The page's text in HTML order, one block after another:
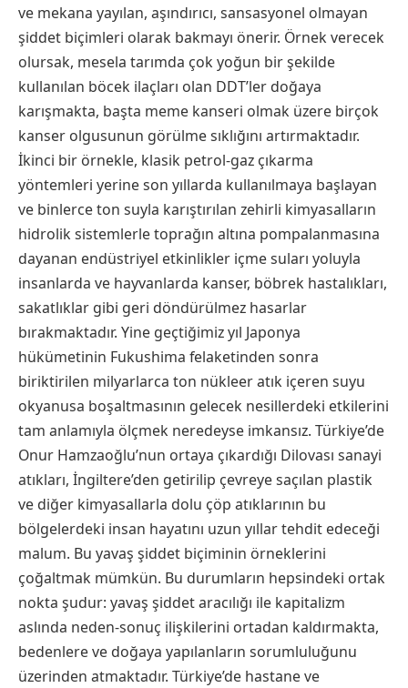
ve mekana yayılan, aşındırıcı, sansasyonel olmayan
şiddet biçimleri olarak bakmayı önerir. Örnek verecek
olursak, mesela tarımda çok yoğun bir şekilde
kullanılan böcek ilaçları olan DDT’ler doğaya
karışmakta, başta meme kanseri olmak üzere birçok
kanser olgusunun görülme sıklığını artırmaktadır.
İkinci bir örnekle, klasik petrol-gaz çıkarma
yöntemleri yerine son yıllarda kullanılmaya başlayan
ve binlerce ton suyla karıştırılan zehirli kimyasalların
hidrolik sistemlerle toprağın altına pompalanmasına
dayanan endüstriyel etkinlikler içme suları yoluyla
insanlarda ve hayvanlarda kanser, böbrek hastalıkları,
sakatlıklar gibi geri döndürülmez hasarlar
bırakmaktadır. Yine geçtiğimiz yıl Japonya
hükümetinin Fukushima felaketinden sonra
biriktirilen milyarlarca ton nükleer atık içeren suyu
okyanusa boşaltmasının gelecek nesillerdeki etkilerini
tam anlamıyla ölçmek neredeyse imkansız. Türkiye’de
Onur Hamzaoğlu’nun ortaya çıkardığı Dilovası sanayi
atıkları, İngiltere’den getirilip çevreye saçılan plastik
ve diğer kimyasallarla dolu çöp atıklarının bu
bölgelerdeki insan hayatını uzun yıllar tehdit edeceği
malum. Bu yavaş şiddet biçiminin örneklerini
çoğaltmak mümkün. Bu durumların hepsindeki ortak
nokta şudur: yavaş şiddet aracılığı ile kapitalizm
aslında neden-sonuç ilişkilerini ortadan kaldırmakta,
bedenlere ve doğaya yapılanların sorumluluğunu
üzerinden atmaktadır. Türkiye’de hastane ve